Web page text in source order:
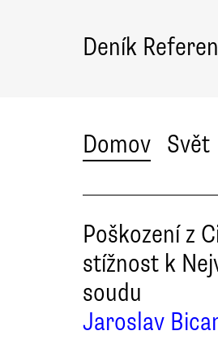
Deník
Domov Svět
Poškození z
stížnost k
soudu
Jaroslav